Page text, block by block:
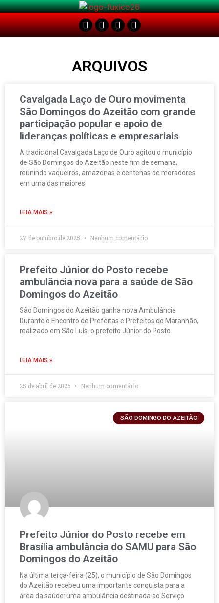
ARQUIVOS
Cavalgada Laço de Ouro movimenta
São Domingos do Azeitão com grande
participação popular e apoio de
lideranças políticas e empresariais
A tradicional Cavalgada Laço de Ouro agitou o município
de São Domingos do Azeitão neste fim de semana,
reunindo vaqueiros, amazonas e centenas de moradores
em uma das maiores
LEIA MAIS »
27 de outubro de 2025 Nenhum comentário
Prefeito Júnior do Posto recebe
ambulância nova para a saúde de São
Domingos do Azeitão
São Domingos do Azeitão ganha nova Ambulância
Durante o Encontro de Prefeitas e Prefeitos do Maranhão,
realizado em São Luís, o prefeito Júnior do Posto
LEIA MAIS »
25 de abril de 2025 Nenhum comentário
SÃO DOMINGO DO AZEITÃO
Prefeito Júnior do Posto recebe em
Brasília ambulância do SAMU para São
Domingos do Azeitão
Na última terça-feira (25), o município de São Domingos
do Azeitão recebeu uma importante conquista para a
área da saúde: uma ambulância destinada ao Serviço